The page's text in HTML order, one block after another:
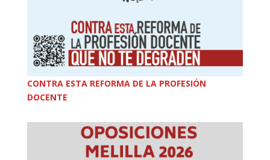
CONTRA ESTA REFORMA DE LA PROFESIÓN
DOCENTE